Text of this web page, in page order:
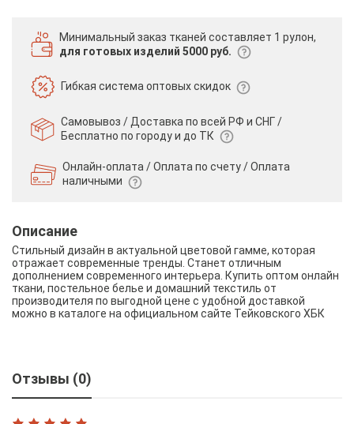
Минимальный заказ тканей составляет 1 рулон,
для готовых изделий 5000 руб.
Гибкая системаоптовых скидок
Самовывоз / Доставка по всей РФ и СНГ /
Бесплатно по городу и до ТК
Онлайн-оплата / Оплата по счету /Оплата
наличными
Описание
Стильный дизайн в актуальной цветовой гамме, которая
отражает современные тренды. Станет отличным
дополнением современного интерьера. Купить оптом онлайн
ткани, постельное белье и домашний текстиль от
производителя по выгодной цене с удобной доставкой
можно в каталоге на официальном сайте Тейковского ХБК
Отзывы (0)